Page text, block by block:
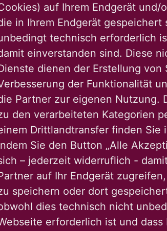
Entwicklung von
Service-
stehen wir seit über 100
Dabei setzen wir auf eine
schaffen lebendige Quartierte
kulturellen Herkunft.
von bezahlbarem
und Vielfalt und
auf Ihrem Endgerät
in Ihrem Endgerät
technisch erforderlich
einverstanden sind. Diese
dienen der Erstellung
der Funktionalität
Partner zur eigenen Nutzung.
den verarbeiteten Kategorien
Drittlandtransfer finden Sie
Sie den Button „Alle
– jederzeit widerruflich -
auf Ihr Endgerät
speichern oder dort
dies technisch nicht
erforderlich ist und